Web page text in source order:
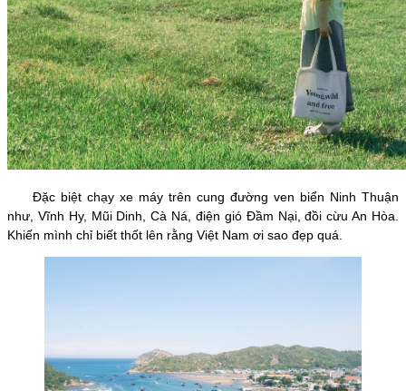
Đặc biệt chạy xe máy trên cung đường ven biển Ninh Thuận
như, Vĩnh Hy, Mũi Dinh, Cà Ná, điện gió Đầm Nại, đồi cừu An Hòa.
Khiến mình chỉ biết thốt lên rằng Việt Nam ơi sao đẹp quá.